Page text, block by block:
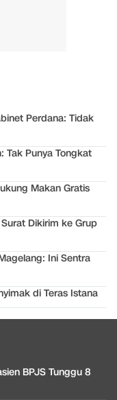
Perdana: Tidak
Tak Punya Tongkat
Makan Gratis
Dikirim ke Grup
Ini Sentra
di Teras Istana
BPJS Tunggu 8